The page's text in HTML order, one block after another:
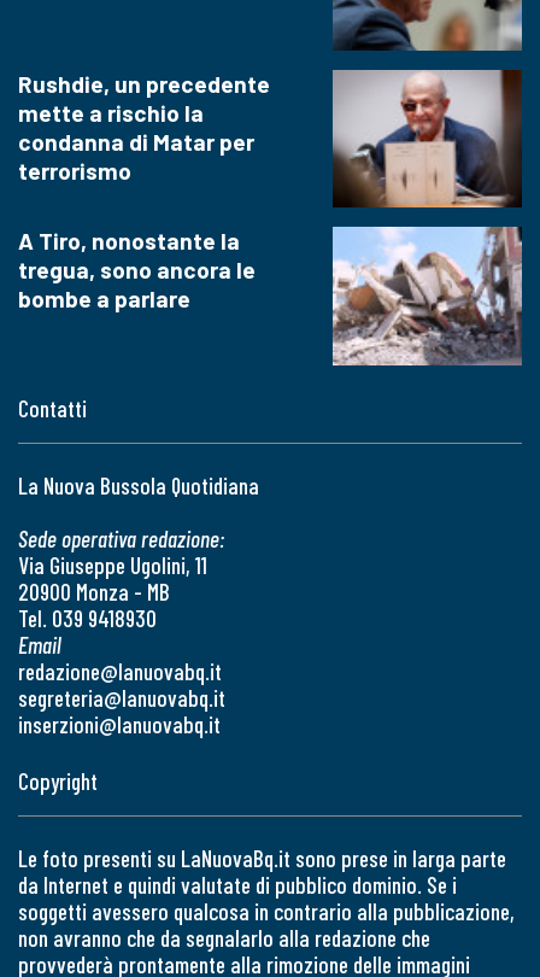
Contatti
La Nuova Bussola Quotidiana
Sede operativa redazione:
Via Giuseppe Ugolini, 11
20900 Monza - MB
Tel. 039 9418930
Email
redazione@lanuovabq.it
segreteria@lanuovabq.it
inserzioni@lanuovabq.it
Rushdie, un precedente
mette a rischio la
condanna di Matar per
terrorismo
A Tiro, nonostante la
tregua, sono ancora le
bombe a parlare
Copyright
Le foto presenti su LaNuovaBq.it sono prese in larga parte
da Internet e quindi valutate di pubblico dominio. Se i
soggetti avessero qualcosa in contrario alla pubblicazione,
non avranno che da segnalarlo alla redazione che
provvederà prontamente alla rimozione delle immagini